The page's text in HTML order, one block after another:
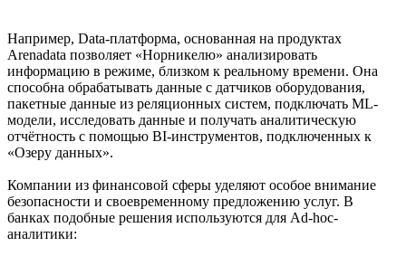
Например, Data-платформа, основанная на продуктах
Arenadata позволяет «Норникелю» анализировать
информацию в режиме, близком к реальному времени. Она
способна обрабатывать данные с датчиков оборудования,
пакетные данные из реляционных систем, подключать ML-
модели, исследовать данные и получать аналитическую
отчётность с помощью BI-инструментов, подключенных к
«Озеру данных».
Компании из финансовой сферы уделяют особое внимание
безопасности и своевременному предложению услуг. В
банках подобные решения используются для Ad-hoc-
аналитики: